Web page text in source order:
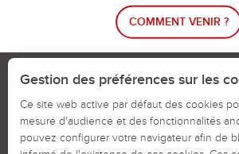
COMMENT VENIR ?
Le blog rando !
Calendrier des jours
Signaler un problème sur un
Gestion des préférences sur les
Ce site web active par défaut des cookies
mesure d'audience et des fonctionnalités
pouvez configurer votre navigateur afin de